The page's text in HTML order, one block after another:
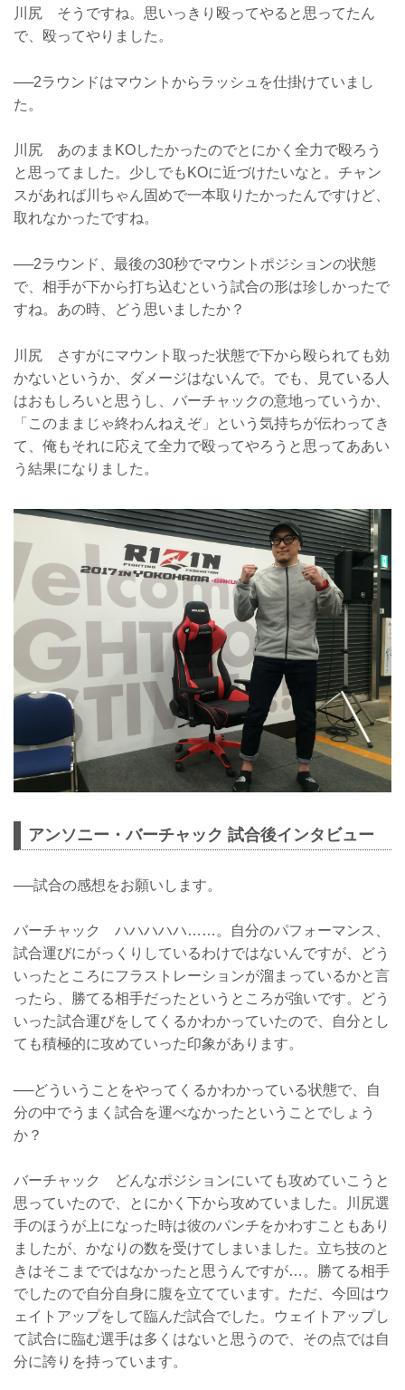
川尻 そうですね。思いっきり殴ってやると思ってたん
で、殴ってやりました。
──2ラウンドはマウントからラッシュを仕掛けていまし
た。
川尻 あのままKOしたかったのでとにかく全力で殴ろう
と思ってました。少しでもKOに近づけたいなと。チャン
スがあれば川ちゃん固めで一本取りたかったんですけど、
取れなかったですね。
──2ラウンド、最後の30秒でマウントポジションの状態
で、相手が下から打ち込むという試合の形は珍しかったで
すね。あの時、どう思いましたか？
川尻 さすがにマウント取った状態で下から殴られても効
かないというか、ダメージはないんで。でも、見ている人
はおもしろいと思うし、バーチャックの意地っていうか、
「このままじゃ終わんねえぞ」という気持ちが伝わってき
て、俺もそれに応えて全力で殴ってやろうと思ってああい
う結果になりました。
アンソニー・バーチャック 試合後インタビュー
──試合の感想をお願いします。
バーチャック ハハハハハ……。自分のパフォーマンス、
試合運びにがっくりしているわけではないんですが、どう
いったところにフラストレーションが溜まっているかと言
ったら、勝てる相手だったというところが強いです。どう
いった試合運びをしてくるかわかっていたので、自分とし
ても積極的に攻めていった印象があります。
──どういうことをやってくるかわかっている状態で、自
分の中でうまく試合を運べなかったということでしょう
か？
バーチャック どんなポジションにいても攻めていこうと
思っていたので、とにかく下から攻めていました。川尻選
手のほうが上になった時は彼のパンチをかわすこともあり
ましたが、かなりの数を受けてしまいました。立ち技のと
きはそこまでではなかったと思うんですが…。勝てる相手
でしたので自分自身に腹を立てています。ただ、今回はウ
ェイトアップをして臨んだ試合でした。ウェイトアップし
て試合に臨む選手は多くはないと思うので、その点では自
分に誇りを持っています。